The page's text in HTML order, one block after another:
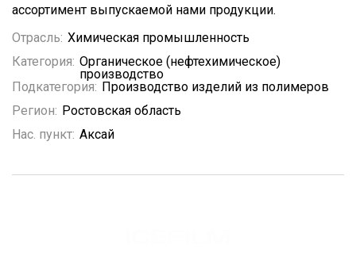
ассортимент выпускаемой нами продукции.
Отрасль: Химическая промышленность
Категория: Органическое (нефтехимическое)
производство
Подкатегория: Производство изделий из полимеров
Регион: Ростовская область
Нас. пункт: Аксай